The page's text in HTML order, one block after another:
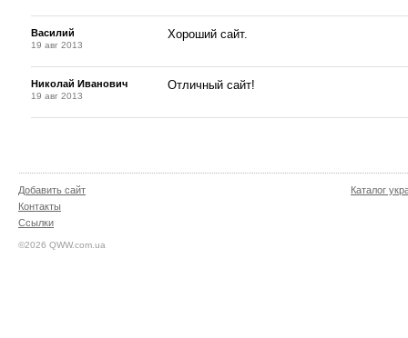
Василий
19 авг 2013
Хороший сайт.
Николай Иванович
19 авг 2013
Отличный сайт!
Добавить сайт
Контакты
Ссылки
©2026 QWW.com.ua
Каталог